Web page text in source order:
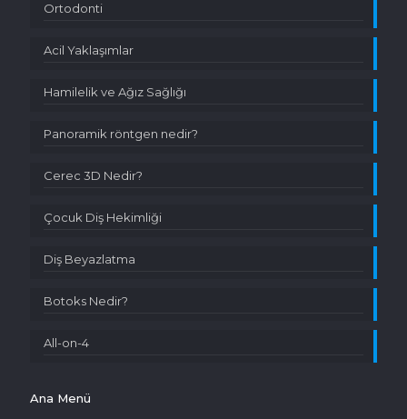
Ortodonti
Acil Yaklaşımlar
Hamilelik ve Ağız Sağlığı
Panoramik röntgen nedir?
Cerec 3D Nedir?
Çocuk Diş Hekimliği
Diş Beyazlatma
Botoks Nedir?
All-on-4
Ana Menü